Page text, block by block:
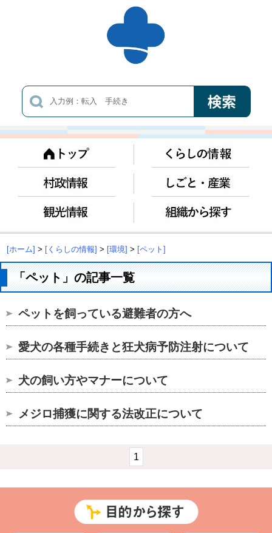
[ホーム] > [くらしの情報] > [環境] > [ペット]
「ペット」の記事一覧
ペットを飼っている避難者の方へ
愛犬の各種手続きと狂犬病予防注射について
犬の飼い方やマナーについて
メジロ捕獲に関する法改正について
1